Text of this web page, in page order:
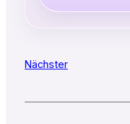
Nächster